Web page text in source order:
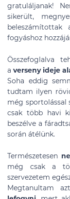
gratuláljanak!
sikerült,
fogyáshoz
Összefoglalva
a verseny ideje
Soha eddig
tudtam ilyen
még sportolással
csak több havi
beszélve a
során átélünk.
Természetesen
még csak a
szervezetem
Megtanultam